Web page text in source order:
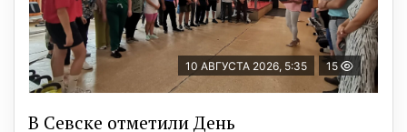
10 АВГУСТА 2026, 5:35 15
В Севске отметили День